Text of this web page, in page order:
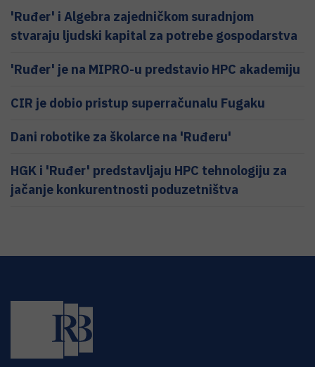
'Ruđer' i Algebra zajedničkom suradnjom
stvaraju ljudski kapital za potrebe gospodarstva
'Ruđer' je na MIPRO-u predstavio HPC akademiju
CIR je dobio pristup superračunalu Fugaku
Dani robotike za školarce na 'Ruđeru'
HGK i 'Ruđer' predstavljaju HPC tehnologiju za
jačanje konkurentnosti poduzetništva